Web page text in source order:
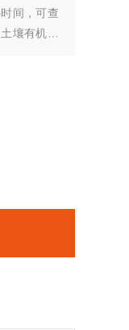
间，可查
壤有机碳